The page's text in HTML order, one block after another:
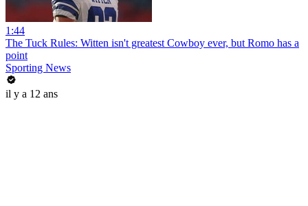
1:44
The Tuck Rules: Witten isn't greatest Cowboy ever, but Romo has a
point
Sporting News
il y a 12 ans